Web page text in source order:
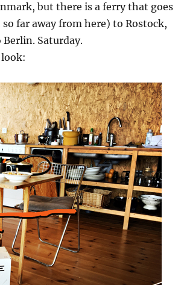
but there is a ferry that goes
far away from here) to Rostock,
Saturday.